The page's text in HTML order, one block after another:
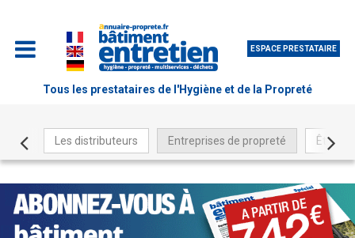
ESPACE PRESTATAIRE
Tous les prestataires de l'Hygiène et de la Propreté
Les distributeurs Entreprises de propreté Être